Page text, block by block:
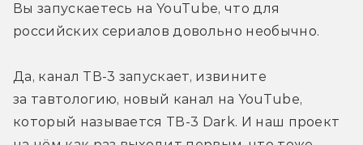
Вы запускаетесь на YouTube, что для
российских сериалов довольно необычно.
Да, канал ТВ-3 запускает, извините
за тавтологию, новый канал на YouTube,
который называется ТВ-3 Dark. И наш проект